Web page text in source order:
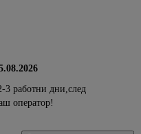
3 работни дни,след
оператор!